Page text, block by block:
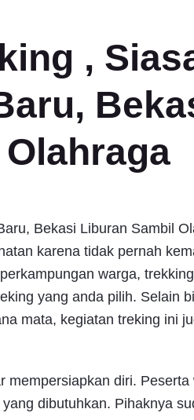
,
Bekasi Liburan Sambil
karena tidak pernah
warga,
yang anda pilih. Selain
mata, kegiatan treking ini
mempersiapkan diri.
dibutuhkan. Pihaknya